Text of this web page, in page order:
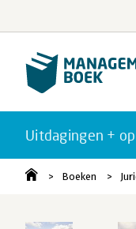
Uitdagingen +
Boeken